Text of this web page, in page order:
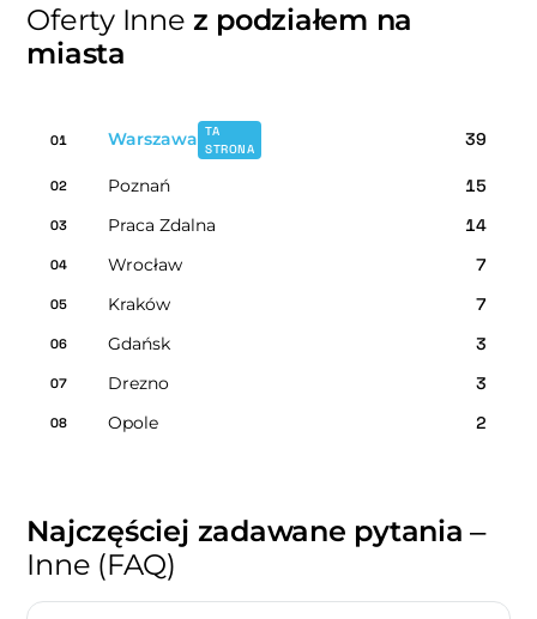
Oferty Inne z podziałem na
miasta
01 Warszawa TA
STRONA
39
02 Poznań 15
03 Praca Zdalna 14
04 Wrocław 7
05 Kraków 7
06 Gdańsk 3
07 Drezno 3
08 Opole 2
Najczęściej zadawane pytania –
Inne (FAQ)